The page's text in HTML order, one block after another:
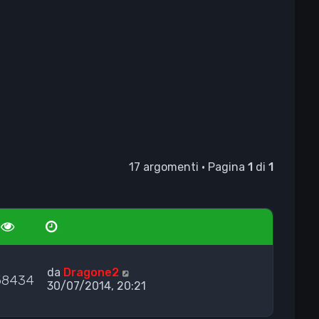
17 argomenti • Pagina1 di1
da Dragone2
30/07/2014, 20:21